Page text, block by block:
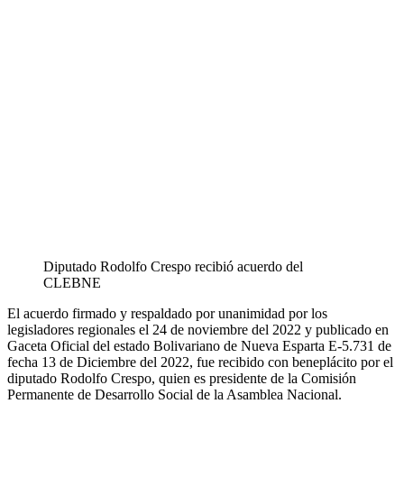
Diputado Rodolfo Crespo recibió acuerdo del
CLEBNE
El acuerdo firmado y respaldado por unanimidad por los
legisladores regionales el 24 de noviembre del 2022 y publicado en
Gaceta Oficial del estado Bolivariano de Nueva Esparta E-5.731 de
fecha 13 de Diciembre del 2022, fue recibido con beneplácito por el
diputado Rodolfo Crespo, quien es presidente de la Comisión
Permanente de Desarrollo Social de la Asamblea Nacional.